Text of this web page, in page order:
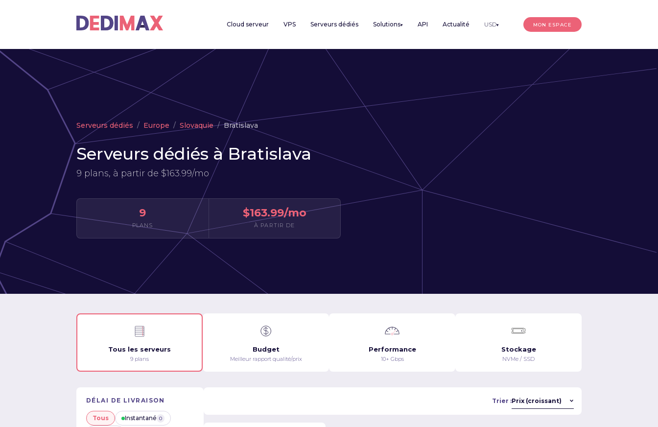
Cloud serveur VPS Serveurs dédiés Solutions▾ API Actualité USD▾ MON ESPACE
Serveurs dédiés Europe Slovaquie Bratislava
Serveurs dédiés à Bratislava
9 plans, à partir de $163.99/mo
9
PLANS
$163.99/mo
À PARTIR DE
Tous les serveurs
9 plans
Budget
Meilleur rapport qualité/prix
Performance
10+ Gbps
Stockage
NVMe / SSD
DÉLAI DE LIVRAISON
Tous Instantané 0
Trier :